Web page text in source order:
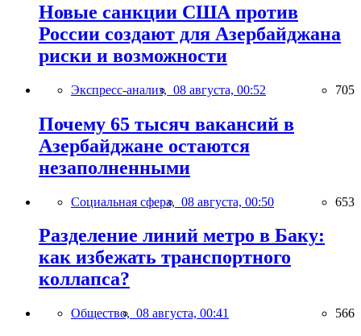
Новые санкции США против
России создают для Азербайджана
риски и возможности
Экспресс-анализ, 08 августа, 00:52 705
Почему 65 тысяч вакансий в
Азербайджане остаются
незаполненными
Социальная сфера, 08 августа, 00:50 653
Разделение линий метро в Баку:
как избежать транспортного
коллапса?
Общество, 08 августа, 00:41 566